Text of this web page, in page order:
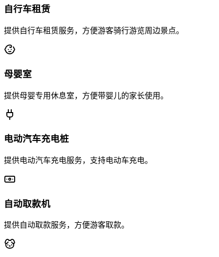
自行车租赁
提供自行车租赁服务，方便游客骑行游览周边景点。
母婴室
提供母婴专用休息室，方便带婴儿的家长使用。
电动汽车充电桩
提供电动汽车充电服务，支持电动车充电。
自动取款机
提供自动取款服务，方便游客取款。